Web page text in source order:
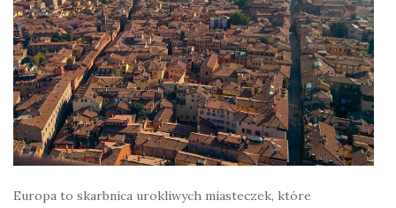
Europa to skarbnica urokliwych miasteczek, które